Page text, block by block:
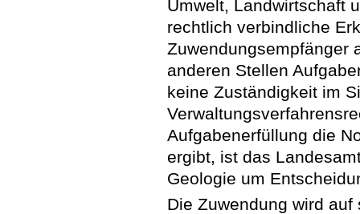
Umwelt, Landwirtschaft
rechtlich verbindliche
Zuwendungsempfänger
anderen Stellen
keine Zuständigkeit im
Aufgabenerfüllung die
ergibt, ist das
Geologie um
Die Zuwendung wird